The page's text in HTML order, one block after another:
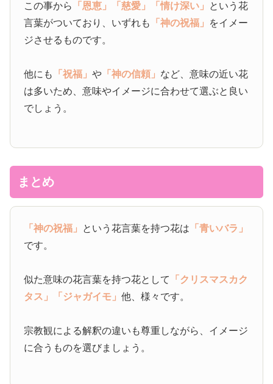
この事から 「恩恵」 「慈愛」 「情け深い」 という花
言葉がついており、いずれも
「神の祝福」 をイメー
ジさせるものです。
他にも 「祝福」や 「神の信頼」 など、意味の近い花
は多いため、意味やイメージに合わせて選ぶと良い
でしょう。
まとめ
「神の祝福」 という花言葉を持つ花は 「青いバラ」
です。
似た意味の花言葉を持つ花として
「クリスマスカク
タス」
「ジャガイモ」他、様々です。
宗教観による解釈の違いも尊重しながら、イメージ
に合うものを選びましょう。